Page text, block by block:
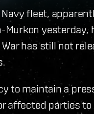
fleet,
Murkon
has still not
to maintain a
affected parties